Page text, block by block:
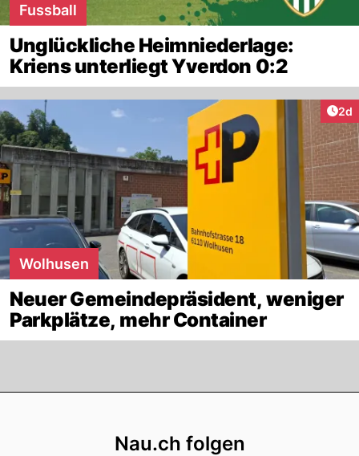
Fussball
Unglückliche Heimniederlage:
Kriens unterliegt Yverdon 0:2
2d
Wolhusen
Neuer Gemeindepräsident, weniger
Parkplätze, mehr Container
Nau.ch folgen